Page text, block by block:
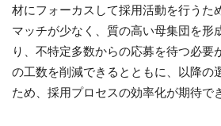
材にフォーカスして採用活動を行うた
マッチが少なく、質の高い母集団を形
り、不特定多数からの応募を待つ必要
の工数を削減できるとともに、以降の
ため、採用プロセスの効率化が期待で